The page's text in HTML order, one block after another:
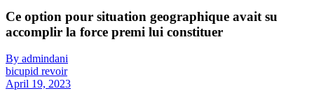
Ce option pour situation geographique avait su
accomplir la force premi lui constituer
By admindani
bicupid revoir
April 19, 2023